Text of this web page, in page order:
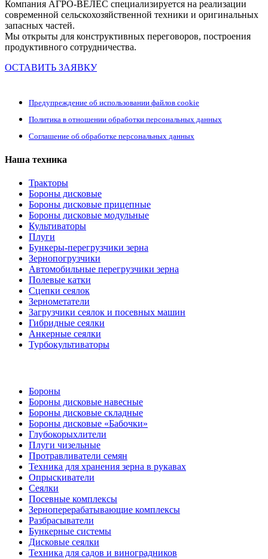
Компания АГРО-ВЕЛЕС специализируется на реализации
современной сельскохозяйственной техники и оригинальных
запасных частей.
Мы открыты для конструктивных переговоров, построения
продуктивного сотрудничества.
ОСТАВИТЬ ЗАЯВКУ
Предупреждение об использовании файлов cookie
Политика в отношении обработки персональных данных
Соглашение об обработке персональных данных
Наша техника
Тракторы
Бороны дисковые
Бороны дисковые прицепные
Бороны дисковые модульные
Культиваторы
Плуги
Бункеры-перегрузчики зерна
Зернопогрузчики
Автомобильные перегрузчики зерна
Полевые катки
Сцепки сеялок
Зернометатели
Загрузчики сеялок и посевных машин
Гибридные сеялки
Анкерные сеялки
Турбокультиваторы
Бороны
Бороны дисковые навесные
Бороны дисковые складные
Бороны дисковые «Бабочки»
Глубокорыхлители
Плуги чизельные
Протравливатели семян
Техника для хранения зерна в рукавах
Опрыскиватели
Сеялки
Посевные комплексы
Зерноперерабатывающие комплексы
Разбрасыватели
Бункерные системы
Дисковые сеялки
Техника для садов и виноградников